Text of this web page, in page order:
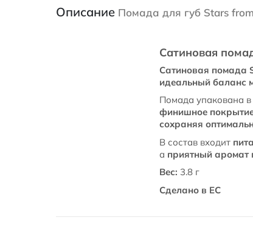
Описание Помада для губ Stars
Сатиновая
Сатиновая помада
идеальный баланс
Помада упакована в
финишное
сохраняя
В состав входит
а приятный аромат
Вес: 3.8 г
Сделано в ЕС